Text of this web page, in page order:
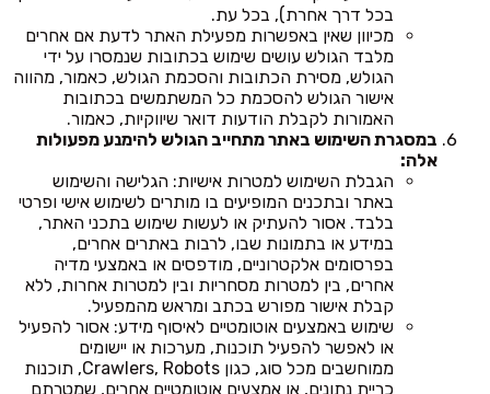
בכל דרך אחרת), בכל עת.
מכיוון שאין באפשרות מפעילת האתר לדעת אם אחרים
מלבד הגולש עושים שימוש בכתובות שנמסרו על ידי
הגולש, מסירת הכתובות והסכמת הגולש, כאמור, מהווה
אישור הגולש להסכמת כל המשתמשים בכתובות
האמורות לקבלת הודעות דואר שיווקיות, כאמור.
במסגרת השימוש באתר מתחייב הגולש להימנע מפעולות
אלה:
הגבלת השימוש למטרות אישיות: הגלישה והשימוש
באתר ובתכנים המופיעים בו מותרים לשימוש אישי ופרטי
בלבד. אסור להעתיק או לעשות שימוש בתכני האתר,
במידע או בתמונות שבו, לרבות באתרים אחרים,
בפרסומים אלקטרוניים, מודפסים או באמצעי מדיה
אחרים, בין למטרות מסחריות ובין למטרות אחרות, ללא
קבלת אישור מפורש בכתב ומראש מהמפעיל.
שימוש באמצעים אוטומטיים לאיסוף מידע: אסור להפעיל
או לאפשר להפעיל תוכנות, מערכות או יישומים
ממוחשבים מכל סוג, כגון Crawlers, Robots, תוכנות
כריית נתונים, או אמצעים אוטומטיים אחרים, שמטרתם